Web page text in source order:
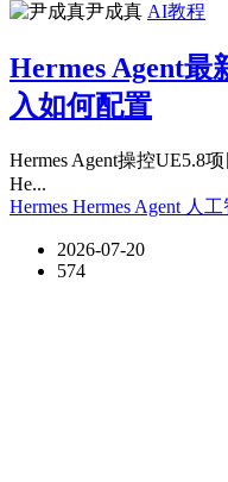
尹成真 AI教程
Hermes Agent最
入如何配置
Hermes Agent操控UE5.8
He...
Hermes Hermes Agent 人
2026-07-20
574